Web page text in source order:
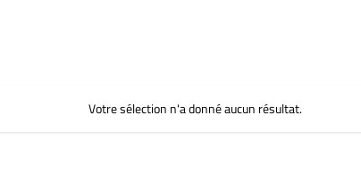
Votre sélection n'a donné aucun résultat.